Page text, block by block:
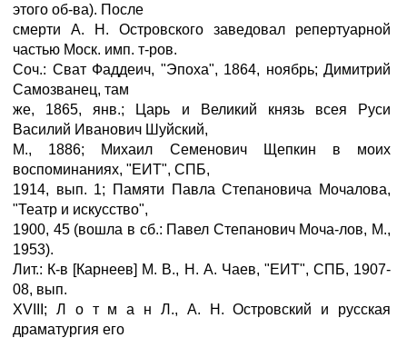
этого об-ва). После
смерти А. Н. Островского заведовал репертуарной
частью Моск. имп. т-ров.
Соч.: Сват Фаддеич, "Эпоха", 1864, ноябрь; Димитрий
Самозванец, там
же, 1865, янв.; Царь и Великий князь всея Руси
Василий Иванович Шуйский,
М., 1886; Михаил Семенович Щепкин в моих
воспоминаниях, "ЕИТ", СПБ,
1914, вып. 1; Памяти Павла Степановича Мочалова,
"Театр и искусство",
1900, 45 (вошла в сб.: Павел Степанович Моча-лов, М.,
1953).
Лит.: К-в [Карнеев] М. В., Н. А. Чаев, "ЕИТ", СПБ, 1907-
08, вып.
XVIII; Л о т м а н Л., А. Н. Островский и русская
драматургия его